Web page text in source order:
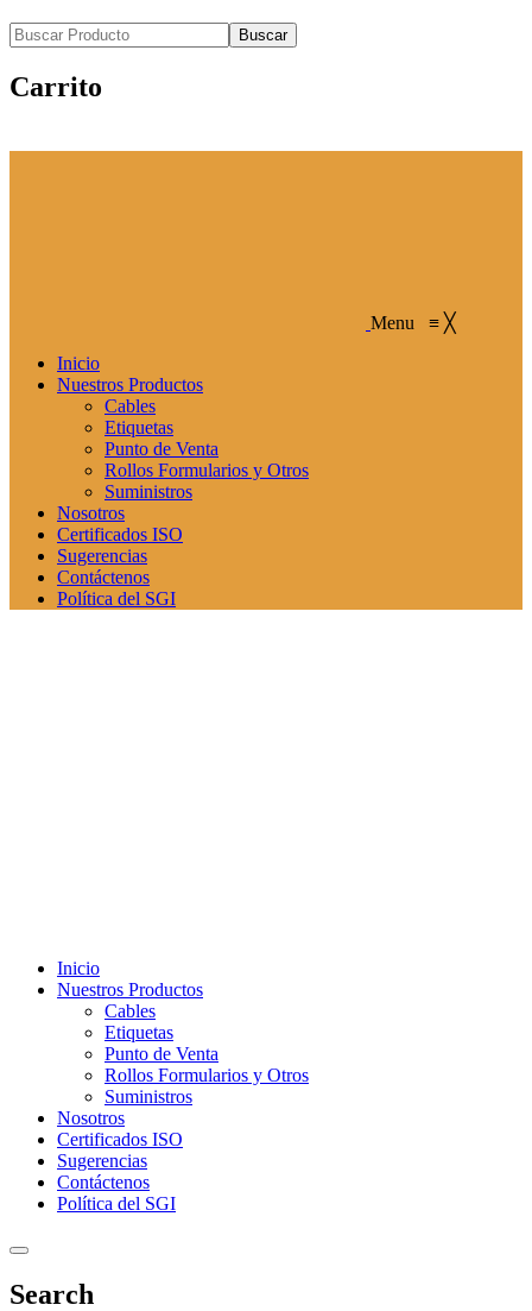
Buscar
Carrito
Menu ≡ ╳
Inicio
Nuestros Productos
Cables
Etiquetas
Punto de Venta
Rollos Formularios y Otros
Suministros
Nosotros
Certificados ISO
Sugerencias
Contáctenos
Política del SGI
Inicio
Nuestros Productos
Cables
Etiquetas
Punto de Venta
Rollos Formularios y Otros
Suministros
Nosotros
Certificados ISO
Sugerencias
Contáctenos
Política del SGI
Search